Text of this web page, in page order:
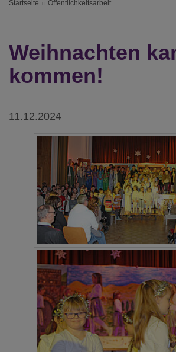
Startseite Öffentlichkeitsarbeit
Weihnachten
kommen!
11.12.2024